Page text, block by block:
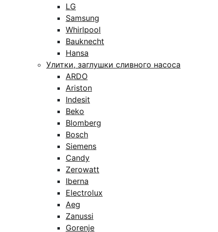
LG
Samsung
Whirlpool
Bauknecht
Hansa
Улитки, заглушки сливного насоса
ARDO
Ariston
Indesit
Beko
Blomberg
Bosch
Siemens
Candy
Zerowatt
Iberna
Electrolux
Aeg
Zanussi
Gorenje